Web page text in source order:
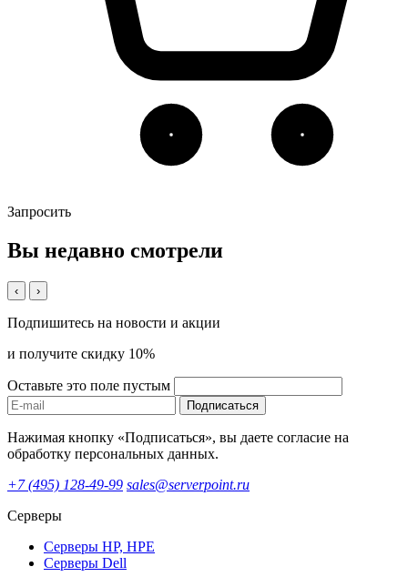
Запросить
Вы недавно смотрели
‹ ›
Подпишитесь на новости и акции
и получите скидку 10%
Оставьте это поле пустым
Подписаться
Нажимая кнопку «Подписаться», вы даете согласие на
обработку персональных данных.
+7 (495) 128-49-99 sales@serverpoint.ru
Серверы
Серверы HP, HPE
Серверы Dell